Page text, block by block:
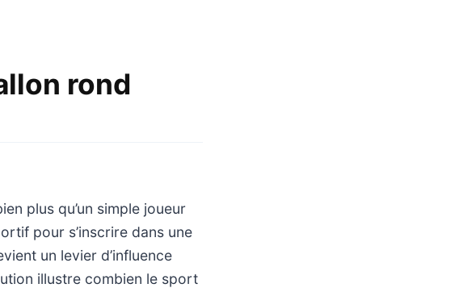
rond
plus qu’un simple joueur
pour s’inscrire dans une
un levier d’influence
illustre combien le sport